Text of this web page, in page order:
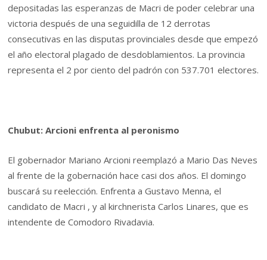
depositadas las esperanzas de Macri de poder celebrar una
victoria después de una seguidilla de 12 derrotas
consecutivas en las disputas provinciales desde que empezó
el año electoral plagado de desdoblamientos. La provincia
representa el 2 por ciento del padrón con 537.701 electores.
Chubut: Arcioni enfrenta al peronismo
El gobernador Mariano Arcioni reemplazó a Mario Das Neves
al frente de la gobernación hace casi dos años. El domingo
buscará su reelección. Enfrenta a Gustavo Menna, el
candidato de Macri , y al kirchnerista Carlos Linares, que es
intendente de Comodoro Rivadavia.